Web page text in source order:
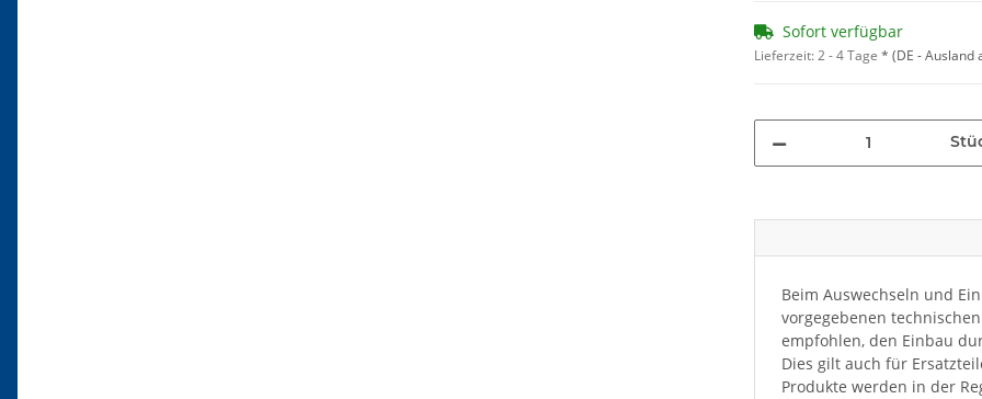
Sofort verfügbar
Lieferzeit:2 - 4 Tage * (DE - Ausland
Beim Auswechseln und
vorgegebenen
empfohlen, den Einbau
Dies gilt auch für
Produkte werden in der